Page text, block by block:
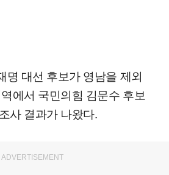
명 대선 후보가 영남을 제외
에서 국민의힘 김문수 후보
사 결과가 나왔다.
ADVERTISEMENT